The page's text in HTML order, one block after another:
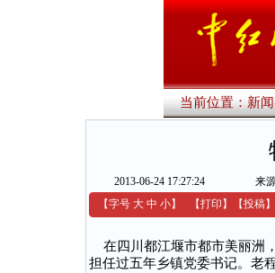
当前位置：新
2013-06-24 17:27:24 来
【字号 大 中 小】 【打印 】 【投稿】
在四川都江堰市都市美丽洲
担任过五年乡镇党委书记。老